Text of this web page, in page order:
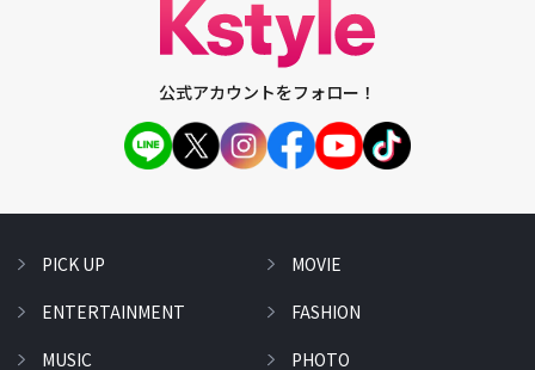
公式アカウントをフォロー！
PICK UP
ENTERTAINMENT
MUSIC
MOVIE
FASHION
PHOTO